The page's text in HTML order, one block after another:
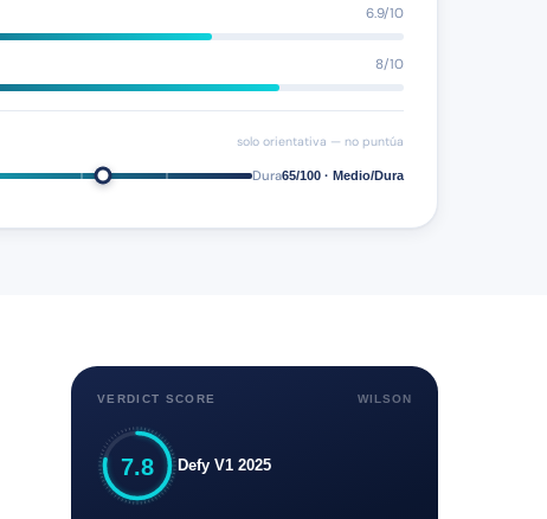
6.9/10
8/10
solo orientativa — no puntúa
Dura65/100 · Medio/Dura
VERDICT SCORE WILSON
7.8 Defy V1 2025